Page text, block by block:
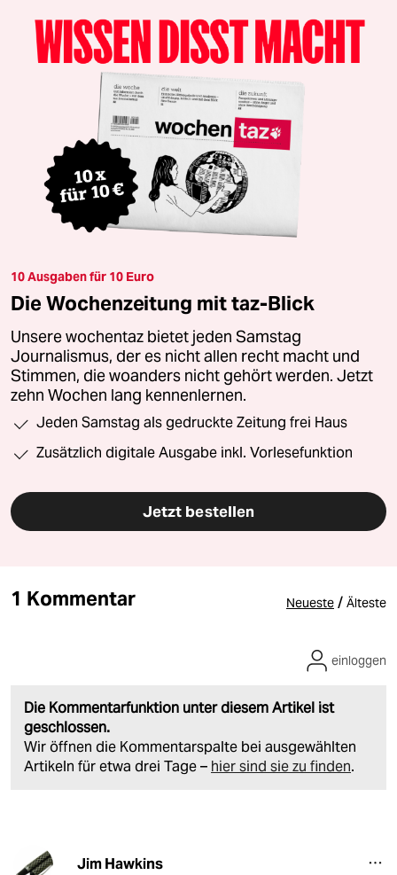
10 Ausgaben für 10 Euro
Die Wochenzeitung mit taz-Blick
Unsere wochentaz bietet jeden Samstag
Journalismus, der es nicht allen recht macht und
Stimmen, die woanders nicht gehört werden. Jetzt
zehn Wochen lang kennenlernen.
Jeden Samstag als gedruckte Zeitung frei Haus
Zusätzlich digitale Ausgabe inkl. Vorlesefunktion
Jetzt bestellen
1 Kommentar Neueste / Älteste
Die Kommentarfunktion unter diesem Artikel ist
geschlossen.
Wir öffnen die Kommentarspalte bei ausgewählten
Artikeln für etwa drei Tage – hier sind sie zu finden.
einloggen
Jim Hawkins